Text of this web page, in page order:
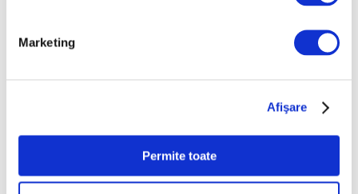
Marketing
Afişare
Permite toate
Februarie 2024